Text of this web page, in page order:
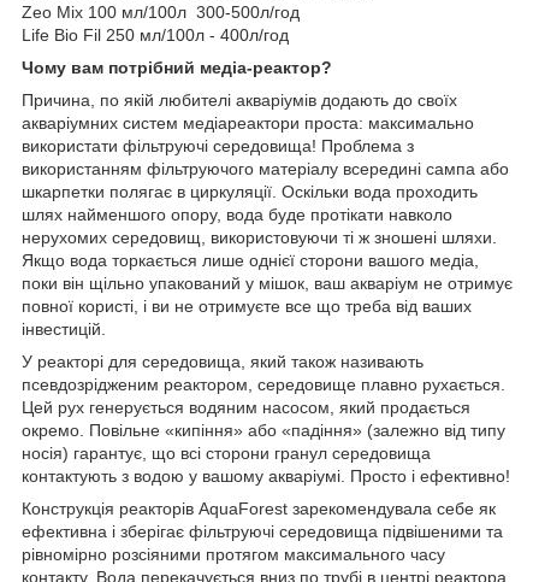
Zeo Mix 100 мл/100л 300-500л/год
Life Bio Fil 250 мл/100л - 400л/год
Чому вам потрібний медіа-реактор?
Причина, по якій любителі акваріумів додають до своїх
акваріумних систем медіареактори проста: максимально
використати фільтруючі середовища! Проблема з
використанням фільтруючого матеріалу всередині сампа або
шкарпетки полягає в циркуляції. Оскільки вода проходить
шлях найменшого опору, вода буде протікати навколо
нерухомих середовищ, використовуючи ті ж зношені шляхи.
Якщо вода торкається лише однієї сторони вашого медіа,
поки він щільно упакований у мішок, ваш акваріум не отримує
повної користі, і ви не отримуєте все що треба від ваших
інвестицій.
У реакторі для середовища⁠, який також називають
псевдозрідженим реактором⁠, середовище плавно рухається.
Цей рух генерується водяним насосом, який продається
окремо. Повільне «кипіння» або «падіння» (залежно від типу
носія) гарантує, що всі сторони гранул середовища
контактують з водою у вашому акваріумі. Просто і ефективно!
Конструкція реакторів AquaForest зарекомендувала себе як
ефективна і зберігає фільтруючі середовища підвішеними та
рівномірно розсіяними протягом максимального часу
контакту. Вода перекачується вниз по трубі в центрі реактора.